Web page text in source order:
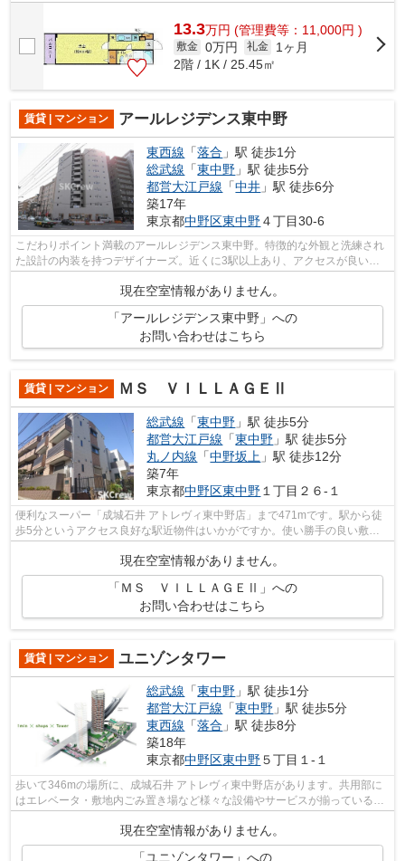
13.3万円 (管理費等：11,000円 )
敷金 0万円 礼金
1ヶ月
2階 / 1K / 25.45㎡
賃貸 | マンション アールレジデンス東中野
東西線 「落合 」駅 徒歩1分
総武線 「東中野 」駅 徒歩5分
都営大江戸線 「中井 」駅 徒歩6分
築17年
東京都中野区東中野４丁目30-6
こだわりポイント満載のアールレジデンス東中野。特徴的な外観と洗練され
た設計の内装を持つデザイナーズ。近くに3駅以上あり、アクセスが良いマ
現在空室情報がありません。
「アールレジデンス東中野」への
お問い合わせはこちら
賃貸 | マンション ＭＳ ＶＩＬＬＡＧＥⅡ
総武線 「東中野 」駅 徒歩5分
都営大江戸線 「東中野 」駅 徒歩5分
丸ノ内線 「中野坂上 」駅 徒歩12分
築7年
東京都中野区東中野 １丁目２６-１
便利なスーパー「成城石井 アトレヴィ東中野店」まで471mです。駅から徒
歩5分というアクセス良好な駅近物件はいかがですか。使い勝手の良い敷地
現在空室情報がありません。
「ＭＳ ＶＩＬＬＡＧＥⅡ」への
お問い合わせはこちら
賃貸 | マンション ユニゾンタワー
総武線 「東中野 」駅 徒歩1分
都営大江戸線 「東中野 」駅 徒歩5分
東西線 「落合 」駅 徒歩8分
築18年
東京都中野区東中野５丁目１-１
歩いて346mの場所に、成城石井 アトレヴィ東中野店があります。共用部に
はエレベータ・敷地内ごみ置き場など様々な設備やサービスが揃っているの
で便利です。高い利便性のタワー型マン...
現在空室情報がありません。
「ユニゾンタワー」への